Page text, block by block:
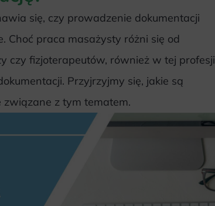
się, czy prowadzenie dokumentacji
Choć praca masażysty różni się od
czy fizjoterapeutów, również w tej profesji
Przyjrzyjmy się, jakie są
z tym tematem.